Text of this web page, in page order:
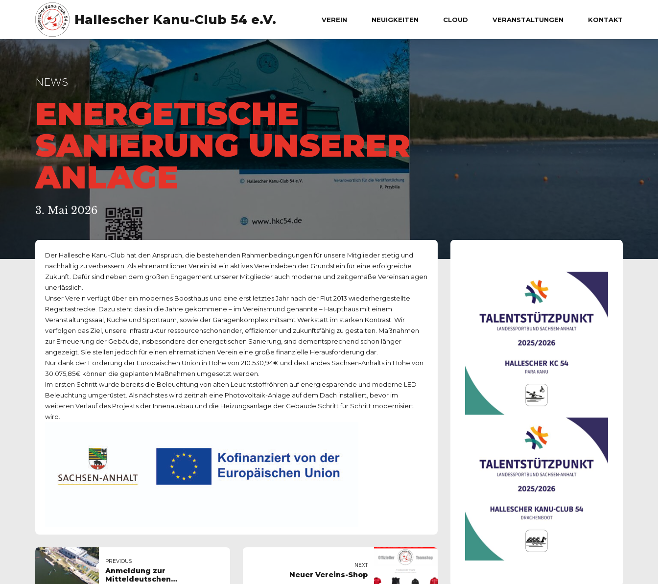
Hallescher Kanu-Club 54 e.V. VEREIN NEUIGKEITEN CLOUD VERANSTALTUNGEN KONTAKT
NEWS
ENERGETISCHE
SANIERUNG UNSERER
ANLAGE
3. Mai 2026
Der Hallesche Kanu-Club hat den Anspruch, die bestehenden Rahmenbedingungen für unsere Mitglieder stetig und
nachhaltig zu verbessern. Als ehrenamtlicher Verein ist ein aktives Vereinsleben der Grundstein für eine erfolgreiche
Zukunft. Dafür sind neben dem großen Engagement unserer Mitglieder auch moderne und zeitgemäße Vereinsanlagen
unerlässlich.
Unser Verein verfügt über ein modernes Boosthaus und eine erst letztes Jahr nach der Flut 2013 wiederhergestellte
Regattastrecke. Dazu steht das in die Jahre gekommene – im Vereinsmund genannte – Haupthaus mit einem
Veranstaltungssaal, Küche und Sportraum, sowie der Garagenkomplex mitsamt Werkstatt im starken Kontrast. Wir
verfolgen das Ziel, unsere Infrastruktur ressourcenschonender, effizienter und zukunftsfähig zu gestalten. Maßnahmen
zur Erneuerung der Gebäude, insbesondere der energetischen Sanierung, sind dementsprechend schon länger
angezeigt. Sie stellen jedoch für einen ehrematlichen Verein eine große finanzielle Herausforderung dar.
Nur dank der Förderung der Europäischen Union in Höhe von 210.530,94€ und des Landes Sachsen-Anhalts in Höhe von
30.075,85€ können die geplanten Maßnahmen umgesetzt werden.
Im ersten Schritt wurde bereits die Beleuchtung von alten Leuchtstoffröhren auf energiesparende und moderne LED-
Beleuchtung umgerüstet. Als nächstes wird zeitnah eine Photovoltaik-Anlage auf dem Dach installiert, bevor im
weiteren Verlauf des Projekts der Innenausbau und die Heizungsanlage der Gebäude Schritt für Schritt modernisiert
wird.
PREVIOUS
Anmeldung zur
Mitteldeutschen
NEXT
Neuer Vereins-Shop